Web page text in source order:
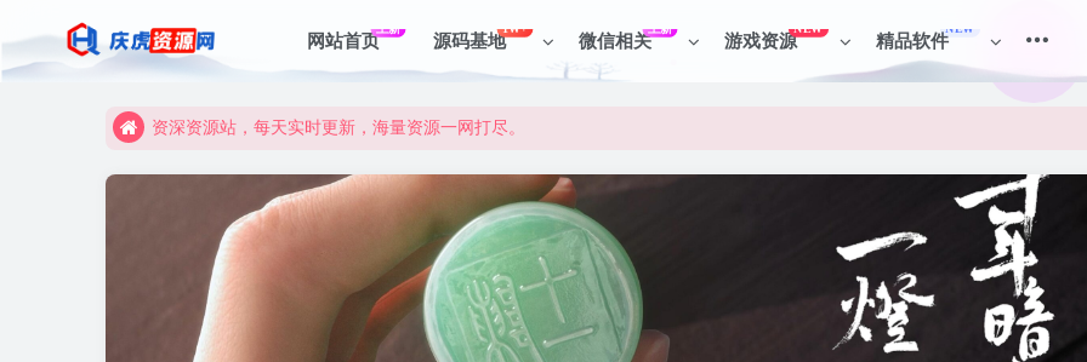
网站首页
上新
源码基地
1W+
微信相关
上新
游戏资源
NEW
精品软件
NEW
资深资源站，每天实时更新，海量资源一网打尽。
资深资源站，每天实时更新，海量资源一网打尽。